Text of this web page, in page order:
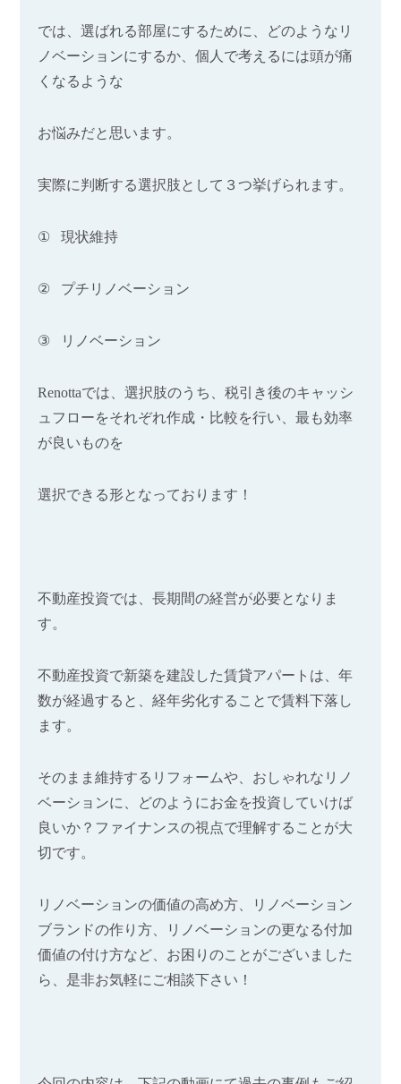
では、選ばれる部屋にするために、どのようなリ
ノベーションにするか、個人で考えるには頭が痛
くなるような
お悩みだと思います。
実際に判断する選択肢として３つ挙げられます。
① 現状維持
② プチリノベーション
③ リノベーション
Renottaでは、選択肢のうち、税引き後のキャッシ
ュフローをそれぞれ作成・比較を行い、最も効率
が良いものを
選択できる形となっております！
不動産投資では、長期間の経営が必要となりま
す。
不動産投資で新築を建設した賃貸アパートは、年
数が経過すると、経年劣化することで賃料下落し
ます。
そのまま維持するリフォームや、おしゃれなリノ
ベーションに、どのようにお金を投資していけば
良いか？ファイナンスの視点で理解することが大
切です。
リノベーションの価値の高め方、リノベーション
ブランドの作り方、リノベーションの更なる付加
価値の付け方など、お困りのことがございました
ら、是非お気軽にご相談下さい！